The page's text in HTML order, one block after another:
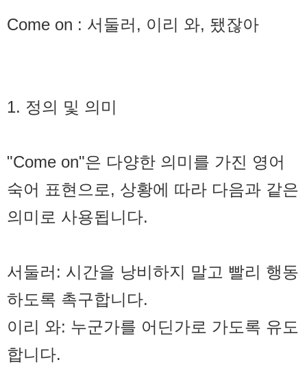
Come on : 서둘러, 이리 와, 됐잖아
1. 정의 및 의미
"Come on"은 다양한 의미를 가진 영어
숙어 표현으로, 상황에 따라 다음과 같은
의미로 사용됩니다.
서둘러: 시간을 낭비하지 말고 빨리 행동
하도록 촉구합니다.
이리 와: 누군가를 어딘가로 가도록 유도
합니다.